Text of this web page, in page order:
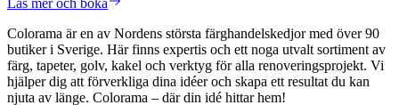
Läs mer och boka
Colorama är en av Nordens största färghandelskedjor med över 90
butiker i Sverige. Här finns expertis och ett noga utvalt sortiment av
färg, tapeter, golv, kakel och verktyg för alla renoveringsprojekt. Vi
hjälper dig att förverkliga dina idéer och skapa ett resultat du kan
njuta av länge. Colorama – där din idé hittar hem!